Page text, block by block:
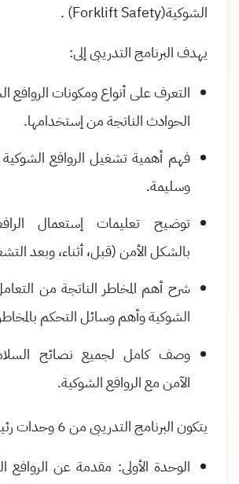
الشوكية(Forklift Safety)
.
يهدف البرنامج التدريبى إلى:
التعرف على أنواع ومكونات الروافع
الحوادث الناتجة من إستخدامها.
فهم أهمية تشغيل الروافع
وسليمة.
توضيح تعليمات إستعمال
بالشكل الأمن (قبل، أثناء، وبعد
شرح أهم المخاطر الناتجة من
الشوكية وأهم وسائل التحكم
وصف كامل لجميع نصائح
الآمن مع الروافع الشوكية.
يتكون البرنامج التدريبى من 6 وحدات رئيسية وهي
الوحدة الأولى: مقدمة عن الروافع